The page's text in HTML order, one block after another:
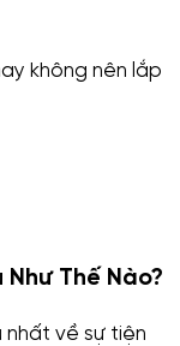
không nên lắp
Thế Nào?
nhất về sự tiện